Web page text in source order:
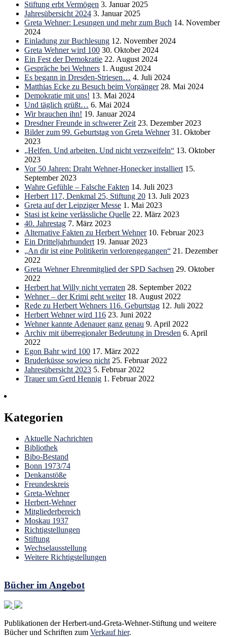
Stiftung erbt Vermögen 3. Januar 2025
Jahresübersicht 2024 3. Januar 2025
Greta Wehner: Lesungen und mehr zum Buch 14. November
2024
Einladung zur Buchlesung 12. November 2024
Greta Wehner wird 100 30. Oktober 2024
Ein Fest der Demokratie 22. August 2024
Gespräche bei Wehners 1. August 2024
Es begann in Dresden-Striesen… 4. Juli 2024
Matthias Ecke zu Besuch beim Vorgänger 28. Mai 2024
Demokratie mit uns! 13. Mai 2024
Und täglich grüßt… 6. Mai 2024
Wir brauchen ihn! 19. Januar 2024
Dresdner Freunde in schwerer Zeit 23. Dezember 2023
Bilder zum 99. Geburtstag von Greta Wehner 31. Oktober
2023
„Helfen. Und arbeiten. Und nicht verzweifeln“ 13. Oktober
2023
Vor 50 Jahren: Draht Wehner-Honecker installiert 15.
September 2023
Wahre Gefühle – Falsche Fakten 14. Juli 2023
Herbert 117, Denkmal 25, Stiftung 20 13. Juli 2023
Greta auf der Leipziger Messe 1. Mai 2023
Stasi ist keine verlässliche Quelle 22. März 2023
40. Jahrestag 7. März 2023
Alternative Fakten zu Herbert Wehner 10. Februar 2023
Ein Dritteljahrhundert 19. Januar 2023
„An dir ist eine Politikerin verlorengegangen“ 21. Dezember
2022
Greta Wehner Ehrenmitglied der SPD Sachsen 29. Oktober
2022
Herbert hat Willy nicht verraten 28. September 2022
Wehner – der Krimi geht weiter 18. August 2022
Rede zu Herbert Wehners 116. Geburtstag 12. Juli 2022
Herbert Wehner wird 116 23. Juni 2022
Wehner kannte Adenauer ganz genau 9. April 2022
Archiv mit überregionaler Bedeutung in Dresden 6. April
2022
Egon Bahr wird 100 17. März 2022
Bruderküsse sowieso nicht 25. Februar 2022
Jahresübersicht 2023 5. Februar 2022
Trauer um Gerd Hennig 1. Februar 2022
Kategorien
Aktuelle Nachrichten
Bibliothek
Bibo-Bestand
Bonn 1973/74
Denkanstöße
Freundeskreis
Greta-Wehner
Herbert-Wehner
Mitgliederbereich
Moskau 1937
Richtigstellungen
Stiftung
Wechselausstellung
Weitere Richtigstellungen
Bücher im Angebot
Publikationen der Herbert-und-Greta-Wehner-Stiftung und weitere
Bücher und Schriften zum Verkauf hier.